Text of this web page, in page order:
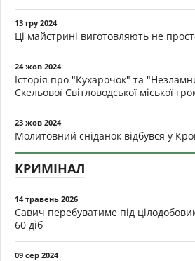
13 гру 2024
Ці майстрині виготовляють не
24 жов 2024
Історія про "Кухарочок" та
Скельової Світловодської міської
23 жов 2024
Молитовний сніданок відбувся у
КРИМІНАЛ
14 травень 2026
Савич перебуватиме під
60 діб
09 сер 2024